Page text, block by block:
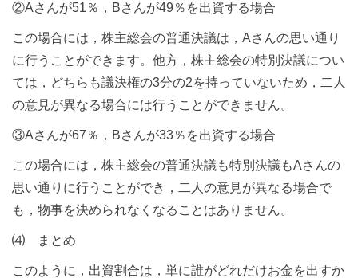
②Aさんが51％，Bさんが49％を出資する場合
この場合には，株主総会の普通決議は，Aさんの思い通り
に行うことができます。他方，株主総会の特別決議につい
ては，どちらも議決権の3分の2を持っていないため，二人
の意見が異なる場合には行うことができません。
③Aさんが67％，Bさんが33％を出資する場合
この場合には，株主総会の普通決議も特別決議もAさんの
思い通りに行うことができ，二人の意見が異なる場合で
も，物事を決められなくなることはありません。
⑷ まとめ
このように，出資割合は，単に誰がどれだけお金を出すか